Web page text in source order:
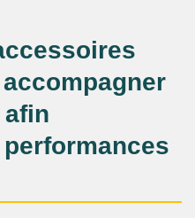
afin